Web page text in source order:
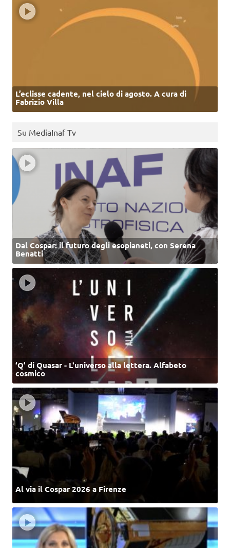
L’eclisse cadente, nel cielo di agosto. A cura di
Fabrizio Villa
Su MediaInaf Tv
Dal Cospar: il futuro degli esopianeti, con Serena
Benatti
‘Q’ di Quasar - L'universo alla lettera. Alfabeto
cosmico
Al via il Cospar 2026 a Firenze